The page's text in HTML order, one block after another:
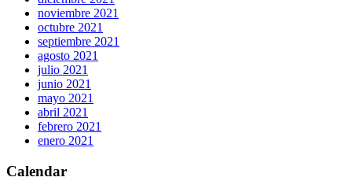
noviembre 2021
octubre 2021
septiembre 2021
agosto 2021
julio 2021
junio 2021
mayo 2021
abril 2021
febrero 2021
enero 2021
Calendar